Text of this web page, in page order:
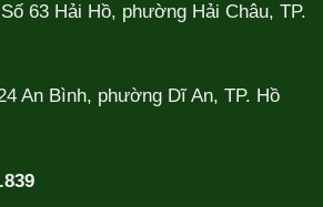
Số 63 Hải Hồ, phường Hải Châu, TP.
An Bình, phường Dĩ An, TP. Hồ